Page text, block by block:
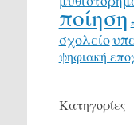
ποίηση
σχολείο
ψηφιακή
Κατηγορίες